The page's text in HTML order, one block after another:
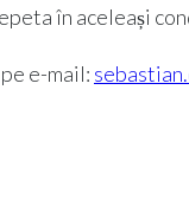
în aceleași
e-mail: